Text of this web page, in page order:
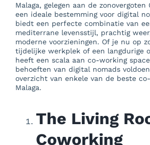
Malaga, gelegen aan de
een ideale bestemming voor digital
biedt een perfecte combinatie van
mediterrane levensstijl, prachtig
moderne voorzieningen. Of je nu op
tijdelijke werkplek of een langdurige
heeft een scala aan co-working
behoeften van digital nomads
overzicht van enkele van de beste
Malaga.
The Living
Coworking